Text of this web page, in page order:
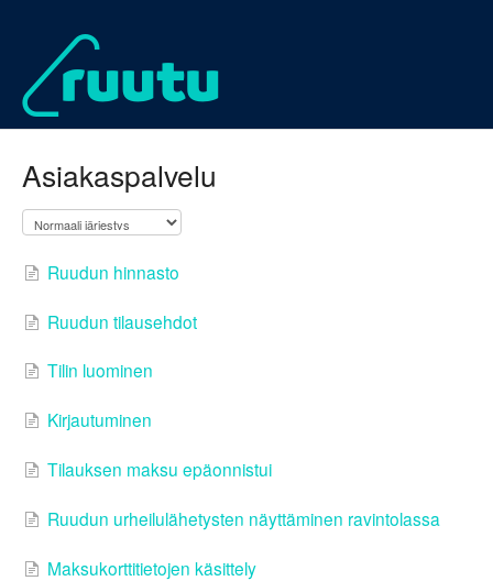
Asiakaspalvelu
Ruudun hinnasto
Ruudun tilausehdot
Tilin luominen
Kirjautuminen
Tilauksen maksu epäonnistui
Ruudun urheilulähetysten näyttäminen ravintolassa
Maksukorttitietojen käsittely